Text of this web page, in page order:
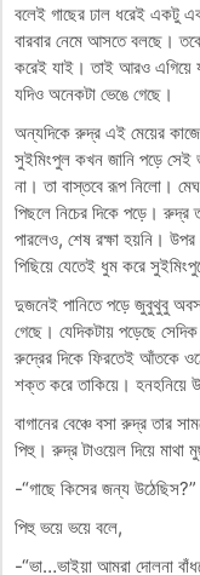
বলেই গাছের ঢাল ধরেই একটু
বারবার নেমে আসতে বলছে।
করেই যাই। তাই আরও এগিয়ে
যদিও অনেকটা ভেঙে গেছে।
অন্যদিকে রুদ্র এই মেয়ের কাজে
সুইমিংপুল কখন জানি পড়ে সেই
না। তা বাস্তবে রূপ নিলো। মেঘ
পিছলে নিচের দিকে পড়ে। রুদ্র
পারলেও, শেষ রক্ষা হয়নি। উপর
পিছিয়ে যেতেই ধুম করে
দুজনেই পানিতে পড়ে জুবুথুবু
গেছে। যেদিকটায় পড়েছে
রুদ্রের দিকে ফিরতেই আঁতকে
শক্ত করে তাকিয়ে। হনহনিয়ে
বাগানের বেঞ্চে বসা রুদ্র তার
পিহু। রুদ্র টাওয়েল দিয়ে মাথা
-“গাছে কিসের জন্য উঠেছিস?”
পিহু ভয়ে ভয়ে বলে,
-“ভা…ভাইয়া আমরা দোলনা